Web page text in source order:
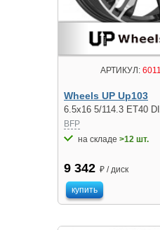
АРТИКУЛ:
Wheels UP Up103
6.5x16 5/114.3 ET40
BFP
на складе >12 шт.
9 342 ₽ / диск
купить